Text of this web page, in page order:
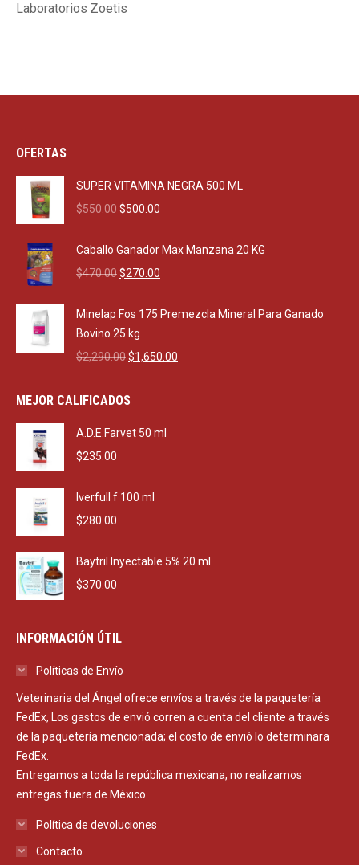
Laboratorios Zoetis
OFERTAS
SUPER VITAMINA NEGRA 500 ML
$550.00Original
was:
$550.00.
$500.00
is:
Caballo Ganador Max Manzana 20 KG
$470.00Original
was:
$470.00.
$270.00
is:
Minelap Fos 175 Premezcla Mineral Para Ganado
Bovino 25 kg
$2,290.00Original
was:
$1,650.00
MEJOR CALIFICADOS
A.D.E.Farvet 50 ml
$235.00
Iverfull f 100 ml
$280.00
Baytril Inyectable 5% 20 ml
$370.00
INFORMACIÓN ÚTIL
Políticas de Envío
Veterinaria del Ángel ofrece envíos a través de la paquetería
FedEx, Los gastos de envió corren a cuenta del cliente a través
de la paquetería mencionada; el costo de envió lo determinara
FedEx.
Entregamos a toda la república mexicana, no realizamos
entregas fuera de México.
Política de devoluciones
Contacto